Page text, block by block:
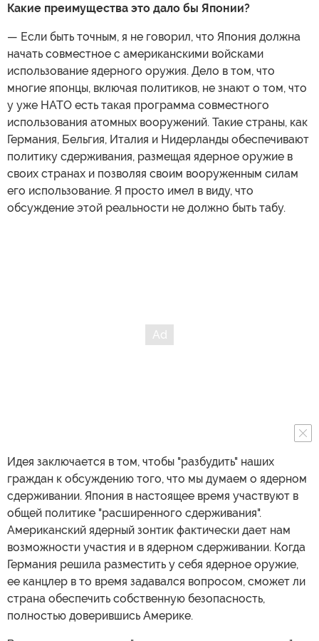
Какие преимущества это дало бы Японии?
— Если быть точным, я не говорил, что Япония должна
начать совместное с американскими войсками
использование ядерного оружия. Дело в том, что
многие японцы, включая политиков, не знают о том, что
у уже НАТО есть такая программа совместного
использования атомных вооружений. Такие страны, как
Германия, Бельгия, Италия и Нидерланды обеспечивают
политику сдерживания, размещая ядерное оружие в
своих странах и позволяя своим вооруженным силам
его использование. Я просто имел в виду, что
обсуждение этой реальности не должно быть табу.
Идея заключается в том, чтобы "разбудить" наших
граждан к обсуждению того, что мы думаем о ядерном
сдерживании. Япония в настоящее время участвуют в
общей политике "расширенного сдерживания".
Американский ядерный зонтик фактически дает нам
возможности участия и в ядерном сдерживании. Когда
Германия решила разместить у себя ядерное оружие,
ее канцлер в то время задавался вопросом, сможет ли
страна обеспечить собственную безопасность,
полностью доверившись Америке.